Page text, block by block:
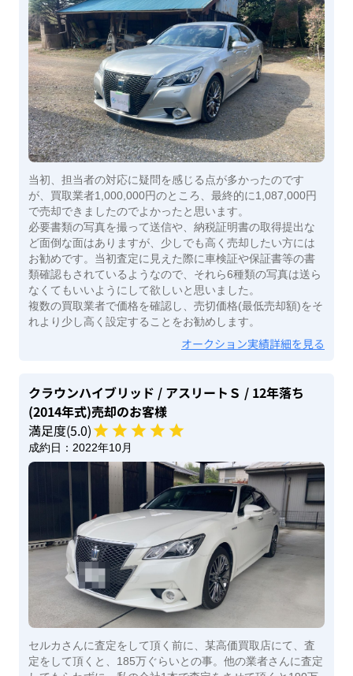
当初、担当者の対応に疑問を感じる点が多かったのです
が、買取業者1,000,000円のところ、最終的に1,087,000円
で売却できましたのでよかったと思います。
必要書類の写真を撮って送信や、納税証明書の取得提出な
ど面倒な面はありますが、少しでも高く売却したい方には
お勧めです。当初査定に見えた際に車検証や保証書等の書
類確認もされているようなので、それら6種類の写真は送ら
なくてもいいようにして欲しいと思いました。
複数の買取業者で価格を確認し、売切価格(最低売却額)をそ
れより少し高く設定することをお勧めします。
オークション実績詳細を見る
クラウンハイブリッド / アスリートＳ / 12年落ち
(2014年式)売却のお客様
満足度(5.0)
成約日： 2022年10月
セルカさんに査定をして頂く前に、某高価買取店にて、査
定をして頂くと、185万ぐらいとの事。他の業者さんに査定